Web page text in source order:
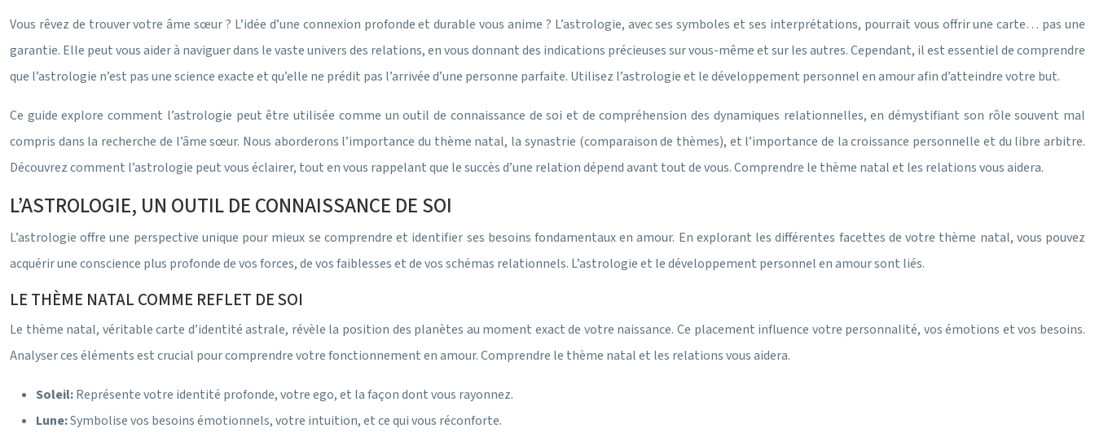
Vous rêvez de trouver votre âme sœur ? L’idée d’une connexion profonde et durable vous anime ? L’astrologie, avec ses symboles et ses interprétations, pourrait vous offrir une carte… pas une
garantie. Elle peut vous aider à naviguer dans le vaste univers des relations, en vous donnant des indications précieuses sur vous-même et sur les autres. Cependant, il est essentiel de comprendre
que l’astrologie n’est pas une science exacte et qu’elle ne prédit pas l’arrivée d’une personne parfaite. Utilisez l’astrologie et le développement personnel en amour afin d’atteindre votre but.
Ce guide explore comment l’astrologie peut être utilisée comme un outil de connaissance de soi et de compréhension des dynamiques relationnelles, en démystifiant son rôle souvent mal
compris dans la recherche de l’âme sœur. Nous aborderons l’importance du thème natal, la synastrie (comparaison de thèmes), et l’importance de la croissance personnelle et du libre arbitre.
Découvrez comment l’astrologie peut vous éclairer, tout en vous rappelant que le succès d’une relation dépend avant tout de vous. Comprendre le thème natal et les relations vous aidera.
L’ASTROLOGIE, UN OUTIL DE CONNAISSANCE DE SOI
L’astrologie offre une perspective unique pour mieux se comprendre et identifier ses besoins fondamentaux en amour. En explorant les différentes facettes de votre thème natal, vous pouvez
acquérir une conscience plus profonde de vos forces, de vos faiblesses et de vos schémas relationnels. L’astrologie et le développement personnel en amour sont liés.
LE THÈME NATAL COMME REFLET DE SOI
Le thème natal, véritable carte d’identité astrale, révèle la position des planètes au moment exact de votre naissance. Ce placement influence votre personnalité, vos émotions et vos besoins.
Analyser ces éléments est crucial pour comprendre votre fonctionnement en amour. Comprendre le thème natal et les relations vous aidera.
Soleil:Représente votre identité profonde, votre ego, et la façon dont vous rayonnez.
Lune:Symbolise vos besoins émotionnels, votre intuition, et ce qui vous réconforte.